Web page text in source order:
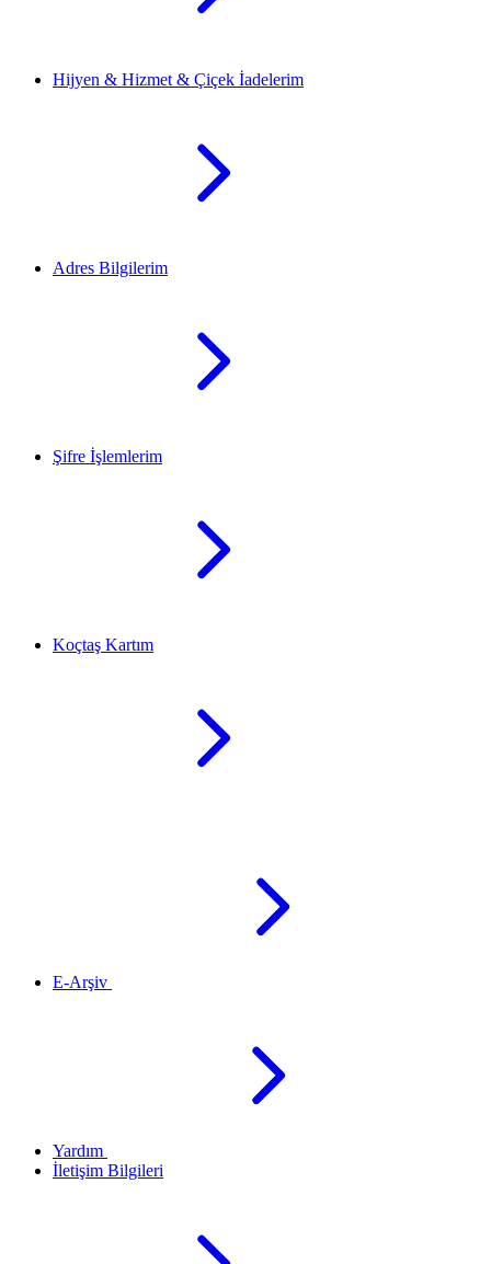
Hijyen & Hizmet & Çiçek İadelerim
Adres Bilgilerim
Şifre İşlemlerim
Koçtaş Kartım
E-Arşiv
Yardım
İletişim Bilgileri